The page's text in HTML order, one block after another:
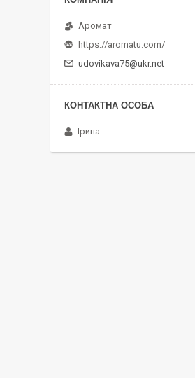
Аромат
https://aromatu.com/
udovikava75@ukr.net
Ірина